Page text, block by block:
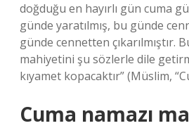
doğduğu en hayırlı gün cuma
günde yaratılmış, bu günde
günde cennetten çıkarılmıştır.
mahiyetini şu sözlerle dile
kıyamet kopacaktır” (Müslim,
Cuma namazı